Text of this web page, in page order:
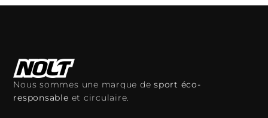
Nous sommes une marque desport éco-
responsable et circulaire.